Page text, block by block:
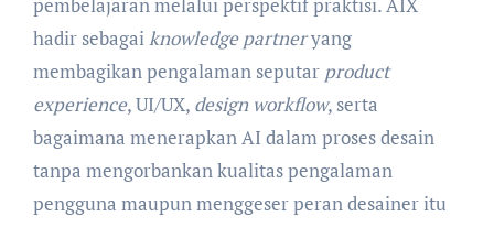
hadir sebagai knowledge partneryang
membagikan pengalaman seputar product
experience, UI/UX, design workflow, serta
bagaimana menerapkan AI dalam proses desain
tanpa mengorbankan kualitas pengalaman
pengguna maupun menggeser peran desainer itu